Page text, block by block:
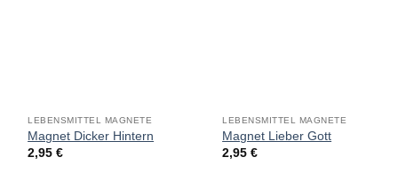
LEBENSMITTEL MAGNETE
Magnet Dicker Hintern
2,95€
LEBENSMITTEL MAGNETE
Magnet Lieber Gott
2,95€